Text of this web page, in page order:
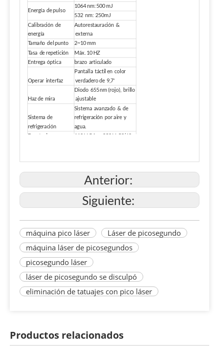
Energía de pulso
1064 nm: 500 mJ
532 nm: 250mJ
Calibración de
energía
Autorestauración &
externa
Tamaño del punto
2~10 mm
Tasa de repetición
Máx. 10 HZ
Entrega óptica
brazo articulado
Operar interfaz
Pantalla táctil en color
verdadero de 9,7'
Haz de mira
Diodo 655 nm (rojo), brillo
ajustable
Sistema de
refrigeración
Sistema avanzado & de
refrigeración por aire y
agua.
Fuente de
110 V CA o 230 V, 50/60
Dimensión
ancho x alto)
Wright
130 kg
Anterior:
Siguiente:
máquina pico láser
Láser de picosegundo
máquina láser de picosegundos
picosegundo láser
láser de picosegundo se disculpó
eliminación de tatuajes con pico láser
Productos relacionados